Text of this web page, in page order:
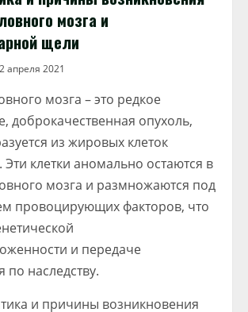
мозга и
щели
апреля 2021
мозга – это редкое
доброкачественная опухоль,
из жировых клеток
клетки аномально остаются в
мозга и размножаются под
провоцирующих факторов, что
и передаче
по наследству.